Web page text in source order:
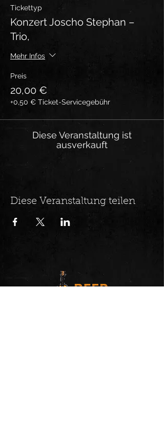
Tickettyp
Konzert Joscho Stephan –
Trio,
Mehr Infos
Preis
20,00 €
+0,50 € Ticket-Servicegebühr
Diese Veranstaltung ist
ausverkauft
Diese Veranstaltung teilen